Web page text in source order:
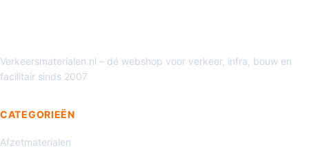
Verkeersmaterialen.nl – dé webshop voor verkeer, infra, bouw en
facilitair sinds 2007
CATEGORIEËN
Afzetmaterialen